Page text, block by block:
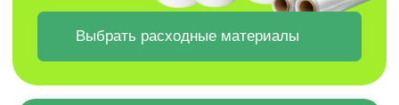
БЕСПЛАТНЫЙ ГАЙД
"ТОП 5 ОШИБОК ПРИ
ВЫБОРЕ DTF ПРИНТЕРА"